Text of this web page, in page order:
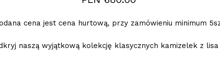
cena jest cena hurtową, przy zamówieniu minimum
naszą wyjątkową kolekcję klasycznych kamizelek z